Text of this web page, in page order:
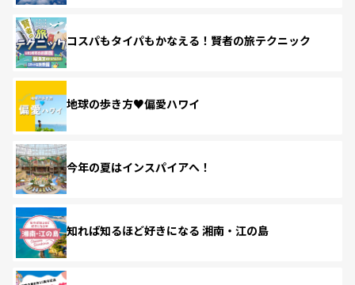
コスパもタイパもかなえる！賢者の旅テクニック
地球の歩き方♥偏愛ハワイ
今年の夏はインスパイアへ！
知れば知るほど好きになる 湘南・江の島